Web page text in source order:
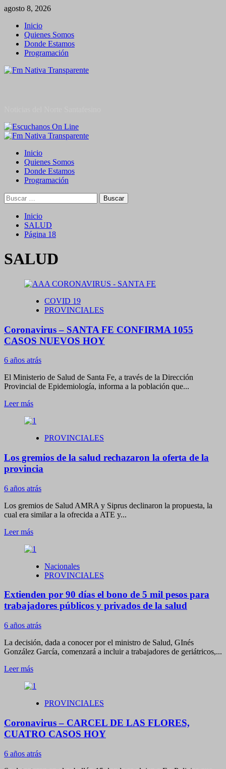
Saltar
contenido
agosto 8, 2026
Inicio
Quienes Somos
Donde Estamos
Programación
Menú
Inicio
Quienes Somos
Donde Estamos
Programación
Buscar:
Inicio
SALUD
Página 18
SALUD
COVID 19
PROVINCIALES
Coronavirus – SANTA FE CONFIRMA 1055
CASOS NUEVOS HOY
6 años atrás
El Ministerio de Salud de Santa Fe, a través de la Dirección
Provincial de Epidemiología, informa a la población que...
Leer másLeer
sobre
–
FE
CONFIRMA
1055
CASOS
NUEVOS
HOY
PROVINCIALES
Los gremios de la salud rechazaron la oferta de la
provincia
6 años atrás
Los gremios de Salud AMRA y Siprus declinaron la propuesta, la
cual era similar a la ofrecida a ATE y...
Leer másLeer
sobre
gremios
de
salud
rechazaron
oferta
de
la
provincia
Nacionales
PROVINCIALES
Extienden por 90 días el bono de 5 mil pesos para
trabajadores públicos y privados de la salud
6 años atrás
La decisión, dada a conocer por el ministro de Salud, GInés
González García, comenzará a incluir a trabajadores de geriátricos,...
Leer másLeer
sobre
por
días
el
bono
de
5
PROVINCIALES
Coronavirus – CARCEL DE LAS FLORES,
CUATRO CASOS HOY
6 años atrás